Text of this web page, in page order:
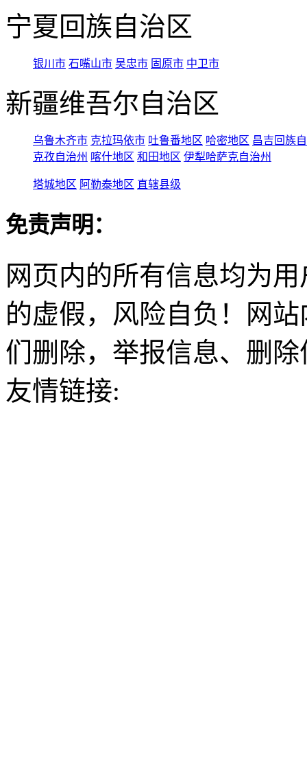
宁夏回族自治区
银川市 石嘴山市 吴忠市 固原市 中卫市
新疆维吾尔自治区
乌鲁木齐市 克拉玛依市 吐鲁番地区 哈密地区 昌吉回族
克孜自治州 喀什地区 和田地区 伊犁哈萨克自治州
塔城地区 阿勒泰地区 直辖县级
免责声明：
网页内的所有信息均为
的虚假，风险自负！网
们删除，举报信息、删
友情链接: